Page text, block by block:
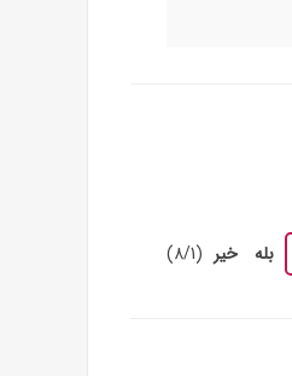
بله خیر (
8/1
)